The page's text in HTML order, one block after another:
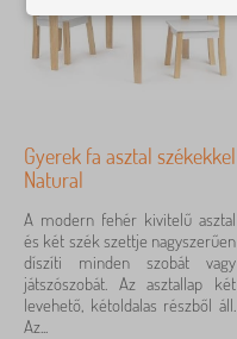
türkizkék
világos mentazöld
2
megjelenítése
>
Motívum
Gyerek fa asztal székekkel
Natural
A modern fehér kivitelű asztal
és két szék szettje nagyszerűen
díszíti minden szobát vagy
játszószobát. Az asztallap két
levehető, kétoldalas részből áll.
Az...